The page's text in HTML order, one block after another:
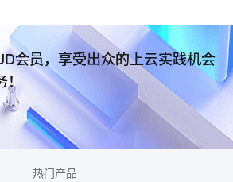
会员，享受出众的上云实践机会
热门产品